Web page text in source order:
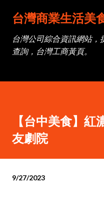
跳
台灣商業生活美
台灣公司綜合資訊網站，
查詢，台灣工商黃頁。
【台中美食】紅
友劇院
9/27/2023